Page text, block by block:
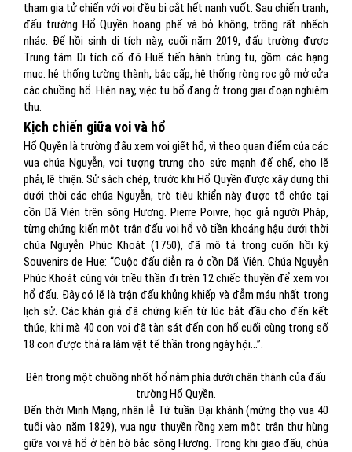
tham gia tử chiến với voi đều bị cắt hết nanh vuốt. Sau chiến tranh,
đấu trường Hổ Quyền hoang phế và bỏ không, trông rất nhếch
nhác. Để hồi sinh di tích này, cuối năm 2019, đấu trường được
Trung tâm Di tích cố đô Huế tiến hành trùng tu, gồm các hạng
mục: hệ thống tường thành, bậc cấp, hệ thống ròng rọc gỗ mở cửa
các chuồng hổ. Hiện nay, việc tu bổ đang ở trong giai đoạn nghiệm
thu.
Kịch chiến giữa voi và hổ
Hổ Quyền là trường đấu xem voi giết hổ, vì theo quan điểm của các
vua chúa Nguyễn, voi tượng trưng cho sức mạnh đế chế, cho lẽ
phải, lẽ thiện. Sử sách chép, trước khi Hổ Quyền được xây dựng thì
dưới thời các chúa Nguyễn, trò tiêu khiển này được tổ chức tại
cồn Dã Viên trên sông Hương. Pierre Poivre, học giả người Pháp,
từng chứng kiến một trận đấu voi hổ vô tiền khoáng hậu dưới thời
chúa Nguyễn Phúc Khoát (1750), đã mô tả trong cuốn hồi ký
Souvenirs de Hue: “Cuộc đấu diễn ra ở cồn Dã Viên. Chúa Nguyễn
Phúc Khoát cùng với triều thần đi trên 12 chiếc thuyền để xem voi
hổ đấu. Đây có lẽ là trận đấu khủng khiếp và đẫm máu nhất trong
lịch sử. Các khán giả đã chứng kiến từ lúc bắt đầu cho đến kết
thúc, khi mà 40 con voi đã tàn sát đến con hổ cuối cùng trong số
18 con được thả ra làm vật tế thần trong ngày hội…”.
Bên trong một chuồng nhốt hổ nằm phía dưới chân thành của đấu
trường Hổ Quyền.
Đến thời Minh Mạng, nhân lễ Tứ tuần Đại khánh (mừng thọ vua 40
tuổi vào năm 1829), vua ngự thuyền rồng xem một trận thư hùng
giữa voi và hổ ở bên bờ bắc sông Hương. Trong khi giao đấu, chúa